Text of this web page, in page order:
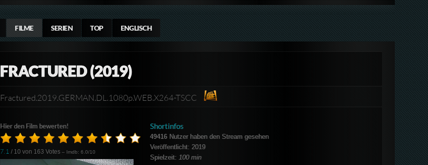
FILME SERIEN TOP ENGLISCH
FRACTURED (2019)
Fractured.2019.GERMAN.DL.1080p.WEB.X264-TSCC
Hier den Film bewerten!
7.1 / 10 von 163 Votes – Imdb: 6.0/10
Shortinfos
49416Nutzer haben den Stream gesehen
Veröffentlicht: 2019
Spielzeit: 100 min